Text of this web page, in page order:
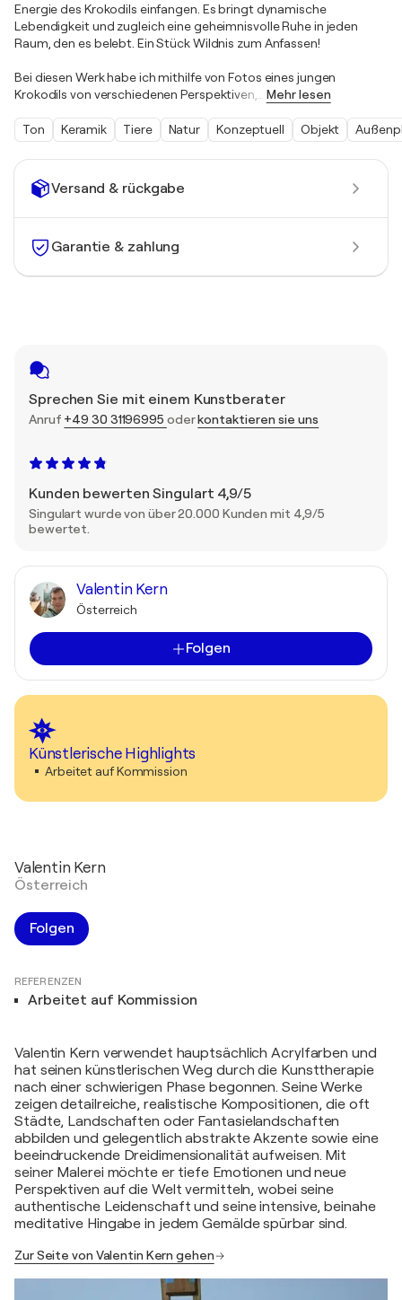
Versand & rückgabe
Garantie & zahlung
Sprechen Sie mit einem Kunstberater
Anruf +49 30 31196995 oderkontaktieren sie uns
Kunden bewerten Singulart 4,9/5
Singulart wurde von über 20.000 Kunden mit 4,9/5
bewertet.
Valentin Kern
Österreich
Folgen
Künstlerische Highlights
Arbeitet auf Kommission
Energie des Krokodils einfangen. Es bringt dynamische
Lebendigkeit und zugleich eine geheimnisvolle Ruhe in jeden
Raum, den es belebt. Ein Stück Wildnis zum Anfassen!
Bei diesen Werk habe ich mithilfe von Fotos eines jungen
Krokodils von verschiedenen Perspektiven,
Mehr lesen
Ton Keramik Tiere Natur Konzeptuell Objekt
Valentin Kern
Österreich
Folgen
REFERENZEN
Arbeitet auf Kommission
Valentin Kern verwendet hauptsächlich Acrylfarben und
hat seinen künstlerischen Weg durch die Kunsttherapie
nach einer schwierigen Phase begonnen. Seine Werke
zeigen detailreiche, realistische Kompositionen, die oft
Städte, Landschaften oder Fantasielandschaften
abbilden und gelegentlich abstrakte Akzente sowie eine
beeindruckende Dreidimensionalität aufweisen. Mit
seiner Malerei möchte er tiefe Emotionen und neue
Perspektiven auf die Welt vermitteln, wobei seine
authentische Leidenschaft und seine intensive, beinahe
meditative Hingabe in jedem Gemälde spürbar sind.
Zur Seite von Valentin Kern gehen